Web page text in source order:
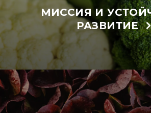
МИССИЯ И
РАЗВИТИЕ